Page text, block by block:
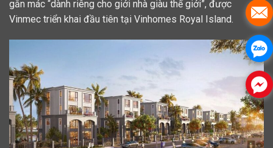
gắn mác “dành riêng cho giới nhà giàu thế giới”, được
Vinmec triển khai đầu tiên tại Vinhomes Royal Island.